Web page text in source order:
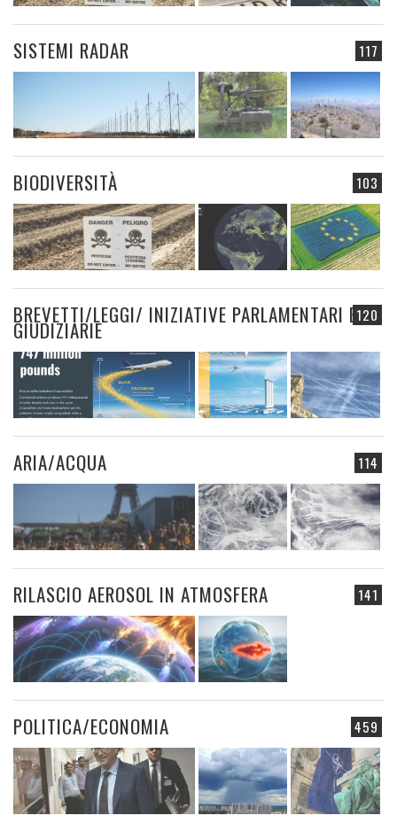
117
SISTEMI RADAR
103
BIODIVERSITÀ
120
BREVETTI/LEGGI/ INIZIATIVE PARLAMENTARI E
GIUDIZIARIE
114
ARIA/ACQUA
141
RILASCIO AEROSOL IN ATMOSFERA
459
POLITICA/ECONOMIA